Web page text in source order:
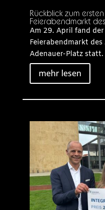
Rückblick zum
Feierabendmarkt
Am 29. April fand
Feierabendmarkt
Adenauer-Platz
mehr lesen